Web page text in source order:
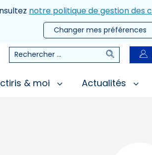
notre politique de gestion des
Changer mes préférences
Rechercher
& moi Actualités